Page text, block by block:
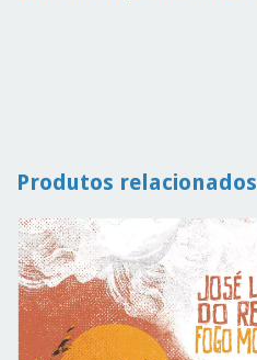
Produtos relacionados